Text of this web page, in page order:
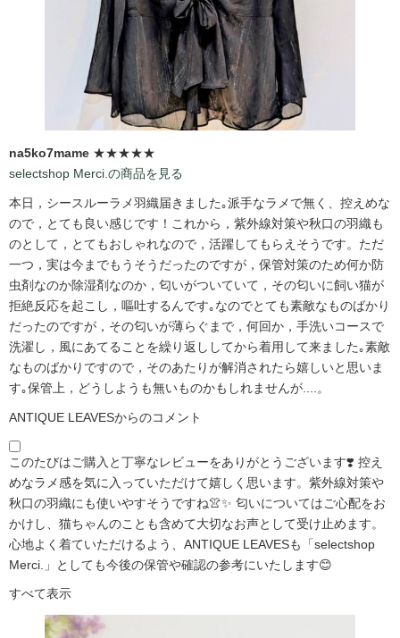
na5ko7mame ★★★★★
selectshop Merci.の商品を見る
本日，シースルーラメ羽織届きました｡派手なラメで無く、控えめな
ので，とても良い感じです！これから，紫外線対策や秋口の羽織も
のとして，とてもおしゃれなので，活躍してもらえそうです。ただ
一つ，実は今までもうそうだったのですが，保管対策のため何か防
虫剤なのか除湿剤なのか，匂いがついていて，その匂いに飼い猫が
拒絶反応を起こし，嘔吐するんです｡なのでとても素敵なものばかり
だったのですが，その匂いが薄らぐまで，何回か，手洗いコースで
洗濯し，風にあてることを繰り返ししてから着用して来ました｡素敵
なものばかりですので，そのあたりが解消されたら嬉しいと思いま
す｡保管上，どうしようも無いものかもしれませんが....。
ANTIQUE LEAVESからのコメント
このたびはご購入と丁寧なレビューをありがとうございます❣️ 控え
めなラメ感を気に入っていただけて嬉しく思います。紫外線対策や
秋口の羽織にも使いやすそうですね👚✨ 匂いについてはご心配をお
かけし、猫ちゃんのことも含めて大切なお声として受け止めます。
心地よく着ていただけるよう、ANTIQUE LEAVESも「selectshop
Merci.」としても今後の保管や確認の参考にいたします😊
すべて表示